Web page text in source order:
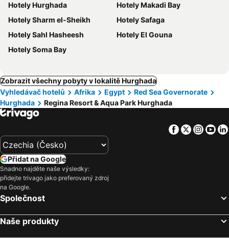
Hotely Hurghada
Hotely Makadi Bay
Hotely Sharm el-Sheikh
Hotely Safaga
Hotely Sahl Hasheesh
Hotely El Gouna
Hotely Soma Bay
Zobrazit všechny pobyty v lokalitě Hurghada
Vyhledávač hotelů
Afrika Egypt
Red Sea Governorate
Hurghada
Regina Resort & Aqua Park Hurghada
Facebook
Twitter
Přidat na Google
Snadno najděte naše výsledky:
přidejte trivago jako preferovaný zdroj
na Google.
Společnost
Naše produkty